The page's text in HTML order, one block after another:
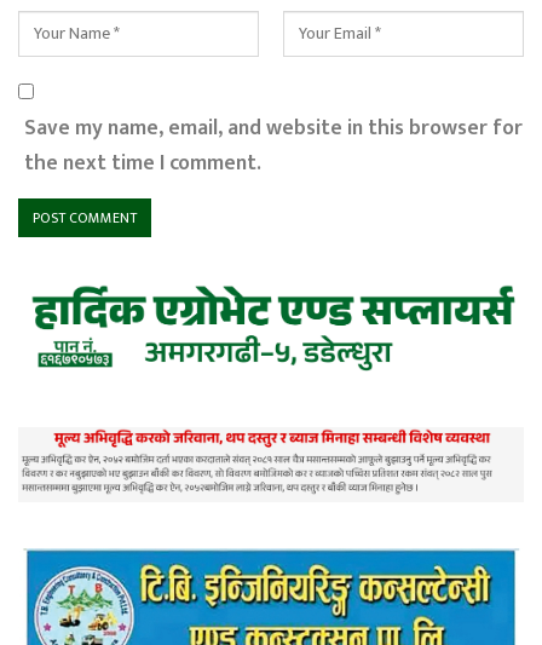
Save my name, email, and website in this browser for
the next time I comment.